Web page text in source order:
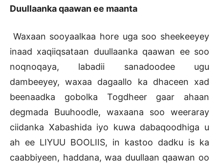
Duullaanka qaawan ee maanta
Waxaan sooyaalkaa hore uga soo sheekeeyey
inaad xaqiiqsataan duullaanka qaawan ee soo
noqnoqaya, labadii sanadoodee ugu
dambeeyey, waxaa dagaallo ka dhaceen xad
beenaadka gobolka Togdheer gaar ahaan
degmada Buuhoodle, waxaana soo weeraray
ciidanka Xabashida iyo kuwa dabaqoodhiga u
ah ee LIYUU BOOLIIS, in kastoo dadku is ka
caabbiyeen, haddana, waa duullaan qaawan oo